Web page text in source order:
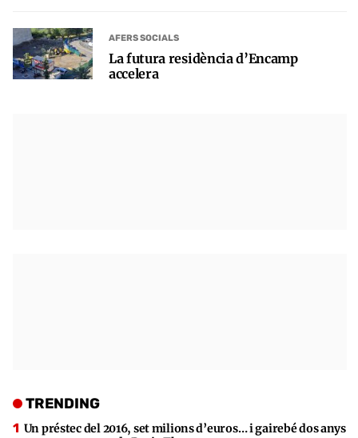
AFERS SOCIALS
La futura residència d’Encamp
accelera
TRENDING
Un préstec del 2016, set milions d’euros… i gairebé dos anys